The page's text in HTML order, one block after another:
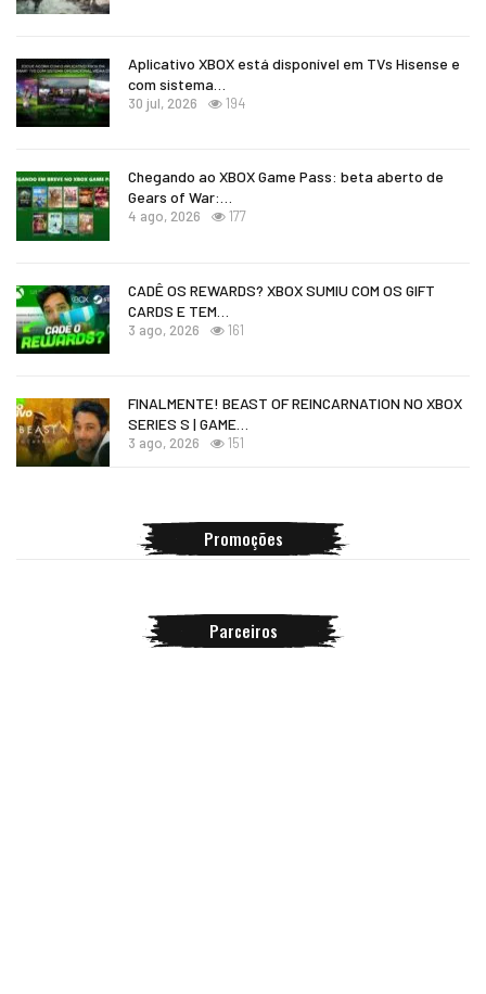
Aplicativo XBOX está disponível em TVs Hisense e
com sistema…
30 jul, 2026 194
Chegando ao XBOX Game Pass: beta aberto de
Gears of War:…
4 ago, 2026 177
CADÊ OS REWARDS? XBOX SUMIU COM OS GIFT
CARDS E TEM…
3 ago, 2026 161
FINALMENTE! BEAST OF REINCARNATION NO XBOX
SERIES S | GAME…
3 ago, 2026 151
Promoções
Parceiros